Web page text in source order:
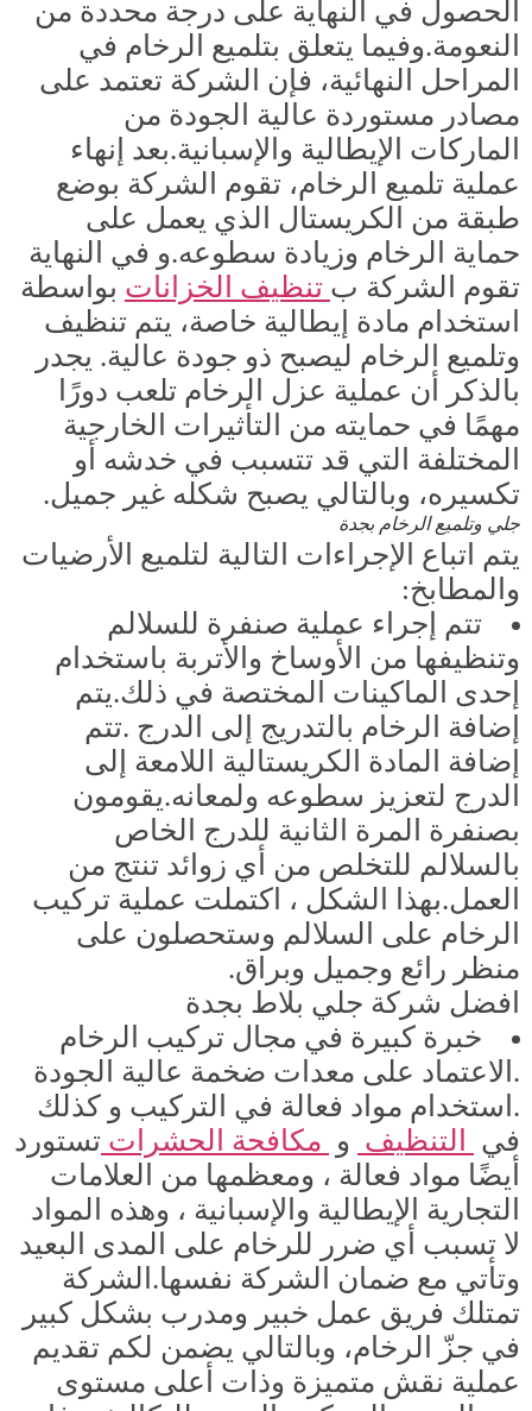
الحصول في النهاية على درجة محددة من
النعومة.وفيما يتعلق بتلميع الرخام في
المراحل النهائية، فإن الشركة تعتمد على
مصادر مستوردة عالية الجودة من
الماركات الإيطالية والإسبانية.بعد إنهاء
عملية تلميع الرخام، تقوم الشركة بوضع
طبقة من الكريستال الذي يعمل على
حماية الرخام وزيادة سطوعه.و في النهاية
تقوم الشركة ب تنظيف الخزانات بواسطة
استخدام مادة إيطالية خاصة، يتم تنظيف
وتلميع الرخام ليصبح ذو جودة عالية. يجدر
بالذكر أن عملية عزل الرخام تلعب دورًا
مهمًا في حمايته من التأثيرات الخارجية
المختلفة التي قد تتسبب في خدشه أو
تكسيره، وبالتالي يصبح شكله غير جميل.
جلي وتلميع الرخام بجدة
يتم اتباع الإجراءات التالية لتلميع الأرضيات
والمطابخ:
تتم إجراء عملية صنفرة للسلالم
وتنظيفها من الأوساخ والأتربة باستخدام
إحدى الماكينات المختصة في ذلك.يتم
إضافة الرخام بالتدريج إلى الدرج .تتم
إضافة المادة الكريستالية اللامعة إلى
الدرج لتعزيز سطوعه ولمعانه.يقومون
بصنفرة المرة الثانية للدرج الخاص
بالسلالم للتخلص من أي زوائد تنتج من
العمل.بهذا الشكل ، اكتملت عملية تركيب
الرخام على السلالم وستحصلون على
منظر رائع وجميل وبراق.
افضل شركة جلي بلاط بجدة
خبرة كبيرة في مجال تركيب الرخام
.الاعتماد على معدات ضخمة عالية الجودة
.استخدام مواد فعالة في التركيب و كذلك
في
التنظيف و مكافحة الحشرات تستورد
أيضًا مواد فعالة ، ومعظمها من العلامات
التجارية الإيطالية والإسبانية ، وهذه المواد
لا تسبب أي ضرر للرخام على المدى البعيد
وتأتي مع ضمان الشركة نفسها.الشركة
تمتلك فريق عمل خبير ومدرب بشكل كبير
في جزّ الرخام، وبالتالي يضمن لكم تقديم
عملية نقش متميزة وذات أعلى مستوى